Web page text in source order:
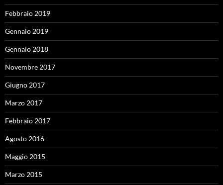
Febbraio 2019
Gennaio 2019
Gennaio 2018
Novembre 2017
Giugno 2017
Marzo 2017
Febbraio 2017
Agosto 2016
Maggio 2015
Marzo 2015